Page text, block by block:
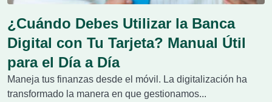
¿Cuándo Debes Utilizar la Banca
Digital con Tu Tarjeta? Manual Útil
para el Día a Día
Maneja tus finanzas desde el móvil. La digitalización ha
transformado la manera en que gestionamos...